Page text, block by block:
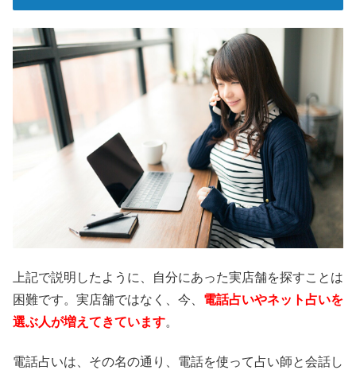
上記で説明したように、自分にあった実店舗を探すことは
困難です。実店舗ではなく、今、 電話占いやネット占いを
選ぶ人が増えてきています。
電話占いは、その名の通り、電話を使って占い師と会話し